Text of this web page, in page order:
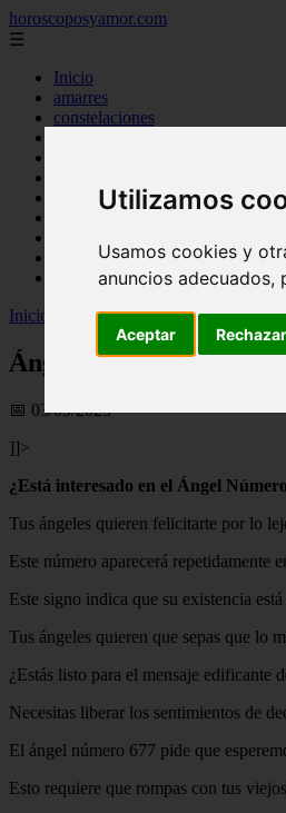
Utilizamos
Usamos cookies y
anuncios
Aceptar Rechazar
horoscoposyamor.com
☰
Inicio
amarres
constelaciones
numerologia
significado de los suenos
simbologia
Inicio
horoscopos >Ángel Número
Ángel Número 677 -
📅 03/09/2025
]]>
¿Está interesado en el Ángel
Tus ángeles quieren felicitarte por lo
Este número aparecerá repetidamente
Este signo indica que su existencia
Tus ángeles quieren que sepas que lo
¿Estás listo para el mensaje edificante
Necesitas liberar los sentimientos de
El ángel número 677 pide que
Esto requiere que rompas con tus